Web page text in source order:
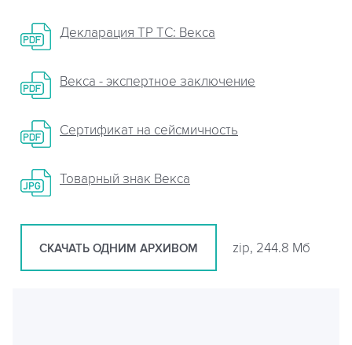
Декларация ТР ТС: Векса
Векса - экспертное заключение
Сертификат на сейсмичность
Товарный знак Векса
СКАЧАТЬ ОДНИМ АРХИВОМ zip, 244.8 Мб